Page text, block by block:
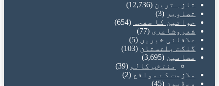
تازہ ترین (12,736)
تصاویر (3)
خواتین کا صفحہ
(654)
شعروشاعری (77)
علاقائی خبریں (5)
گلگت بلتستان (103)
مضامین (3,695)
منتخب کالم (39)
ملازمت کے مواقع (2)
ویڈیوز (45)